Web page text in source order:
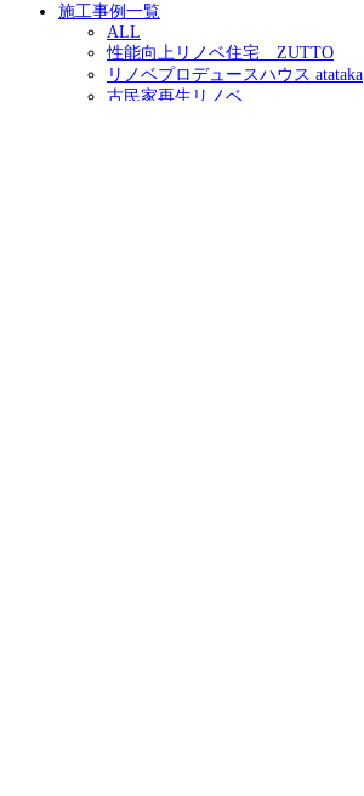
施工事例一覧
ALL
性能向上リノベ住宅 ZUTTO
リノベプロデュースハウス atataka
古民家再生リノベ